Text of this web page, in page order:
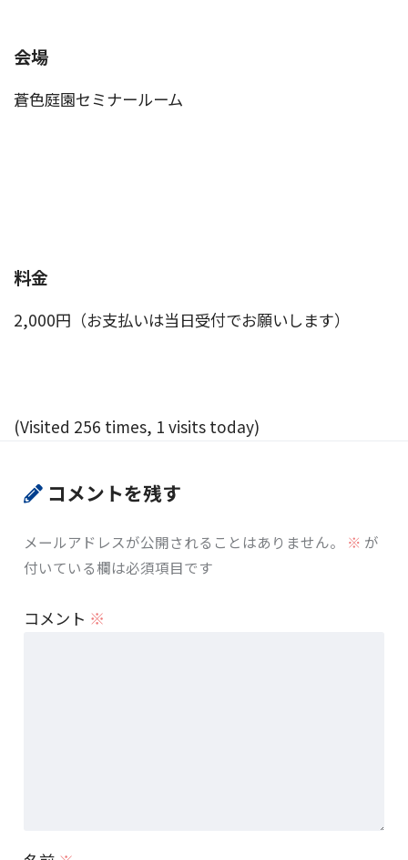
会場
蒼色庭園セミナールーム
料金
2,000円（お支払いは当日受付でお願いします）
(Visited 256 times, 1 visits today)
コメントを残す
メールアドレスが公開されることはありません。 ※ が
付いている欄は必須項目です
コメント ※